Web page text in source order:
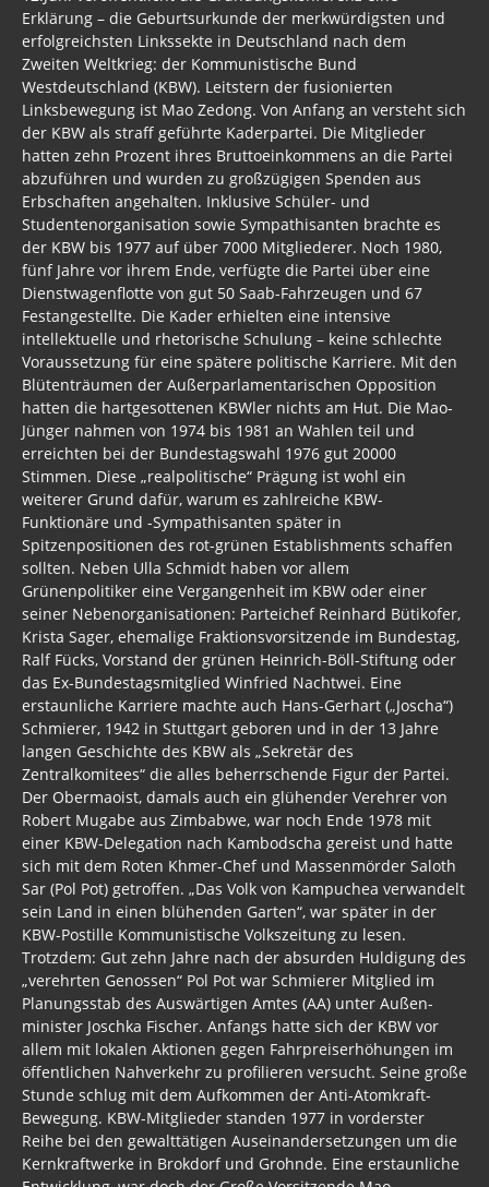
New Zealand
China Lake
Freimaurer Bücher
google
Hörbücher
Trump, Putin, Xi und die Fliehkräfte
Tod der Tartarie
Wikileaks Daten
Bücher pdf
BRD / Deutschland
Faschisten heute / Mittäter
Die Kosten der Zuwanderung in die BRD
Bildungsmisere
Krankes Deutschland
Lügenpresse / Lückenpresse
Befehlsempfänger / Mittäter
BRD Archiv
Hartz IV
BRD
BRDDR 2017
Wahl 2017
Gesetze BRD
BRDDR 2016
BRD von Holger Mensch
GEZ
Merkel
SPD
Erklärung – die Geburtsurkunde der merkwürdigsten und
erfolgreichsten Linkssekte in Deutschland nach dem
Zweiten Weltkrieg: der Kommunistische Bund
Westdeutschland (KBW). Leitstern der fusionierten
Linksbewegung ist Mao Zedong. Von Anfang an versteht sich
der KBW als straff geführte Kaderpartei. Die Mitglieder
hatten zehn Prozent ihres Bruttoeinkommens an die Partei
abzuführen und wurden zu großzügigen Spenden aus
Erbschaften angehalten. Inklusive Schüler- und
Studentenorganisation sowie Sympathisanten brachte es
der KBW bis 1977 auf über 7000 Mitgliederer. Noch 1980,
fünf Jahre vor ihrem Ende, verfügte die Partei über eine
Dienstwagenflotte von gut 50 Saab-Fahrzeugen und 67
Festangestellte. Die Kader erhielten eine intensive
intellektuelle und rhetorische Schulung – keine schlechte
Voraussetzung für eine spätere politische Karriere. Mit den
Blütenträumen der Außerparlamentarischen Opposition
hatten die hartgesottenen KBWler nichts am Hut. Die Mao-
Jünger nahmen von 1974 bis 1981 an Wahlen teil und
erreichten bei der Bundestagswahl 1976 gut 20000
Stimmen. Diese „realpolitische“ Prägung ist wohl ein
weiterer Grund dafür, warum es zahlreiche KBW-
Funktionäre und -Sympathisanten später in
Spitzenpositionen des rot-grünen Establishments schaffen
sollten. Neben Ulla Schmidt haben vor allem
Grünenpolitiker eine Vergangenheit im KBW oder einer
seiner Nebenorganisationen: Parteichef Reinhard Bütikofer,
Krista Sager, ehemalige Fraktionsvorsitzende im Bundestag,
Ralf Fücks, Vorstand der grünen Heinrich-Böll-Stiftung oder
das Ex-Bundestagsmitglied Winfried Nachtwei. Eine
erstaunliche Karriere machte auch Hans-Gerhart („Joscha“)
Schmierer, 1942 in Stuttgart geboren und in der 13 Jahre
langen Geschichte des KBW als „Sekretär des
Zentralkomitees“ die alles beherrschende Figur der Partei.
Der Obermaoist, damals auch ein glühender Verehrer von
Robert Mugabe aus Zimbabwe, war noch Ende 1978 mit
einer KBW-Delegation nach Kambodscha gereist und hatte
sich mit dem Roten Khmer-Chef und Massenmörder Saloth
Sar (Pol Pot) getroffen. „Das Volk von Kampuchea verwandelt
sein Land in einen blühenden Garten“, war später in der
KBW-Postille Kommunistische Volkszeitung zu lesen.
Trotzdem: Gut zehn Jahre nach der absurden Huldigung des
„verehrten Genossen“ Pol Pot war Schmierer Mitglied im
Planungsstab des Auswärtigen Amtes (AA) unter Außen-
minister Joschka Fischer. Anfangs hatte sich der KBW vor
allem mit lokalen Aktionen gegen Fahrpreiserhöhungen im
öffentlichen Nahverkehr zu profilieren versucht. Seine große
Stunde schlug mit dem Aufkommen der Anti-Atomkraft-
Bewegung. KBW-Mitglieder standen 1977 in vorderster
Reihe bei den gewalttätigen Auseinandersetzungen um die
Kernkraftwerke in Brokdorf und Grohnde. Eine erstaunliche